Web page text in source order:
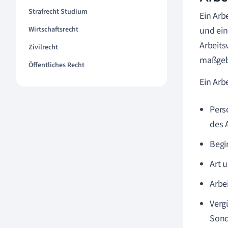
Strafrecht Studium
Wirtschaftsrecht
Zivilrecht
Öffentliches Recht
Ein
und
Ein
des
Art